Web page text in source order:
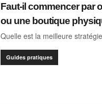
Faut-il commencer par
ou une boutique
Quelle est la meilleure
Guides pratiques